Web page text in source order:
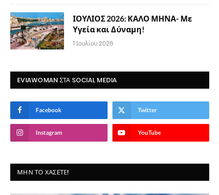
ΙΟΥΛΙΟΣ 2026: ΚΑΛΟ ΜΗΝΑ- Με
Υγεία και Δύναμη!
1 Ιουλίου 2026
EVIAWOMAN ΣΤΑ SOCIAL MEDIA
Facebook Twitter
Instagram YouTube
ΜΗΝ ΤΟ ΧΆΣΕΤΕ!